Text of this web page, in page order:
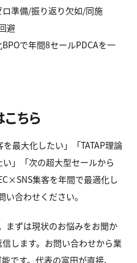
準備/振り返り欠如/同施
避
で年間8セールPDCAを一
ちら
を最大化したい」「TATAP理論
」「次の超大型セールから
集客を年間で最適化し
合わせください。
まずは現状のお悩みをお聞か
します。お問い合わせから業
です。代表の富田が直接、